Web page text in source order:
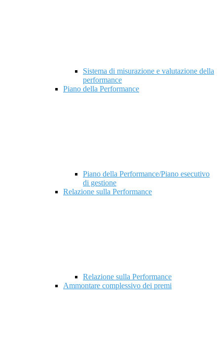
Sistema di misurazione e valutazione della
performance
Piano della Performance
Piano della Performance/Piano esecutivo
di gestione
Relazione sulla Performance
Relazione sulla Performance
Ammontare complessivo dei premi